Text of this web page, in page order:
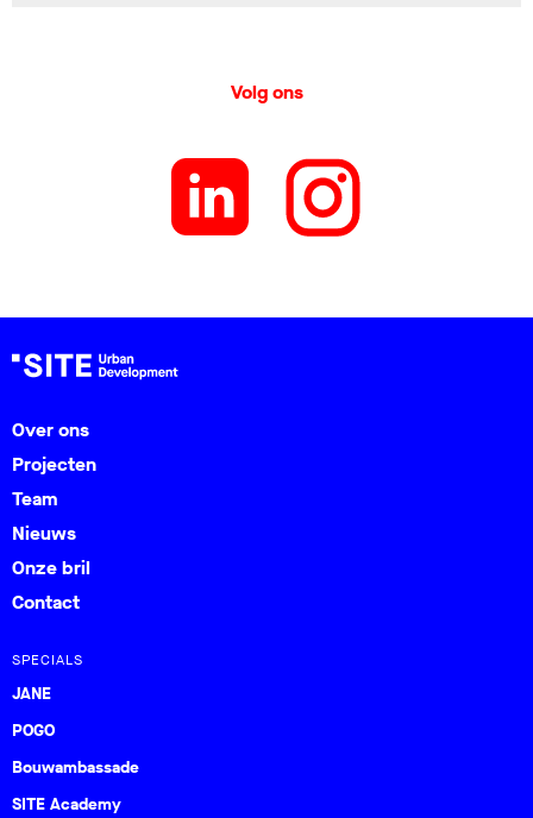
Volg ons
Over ons
Projecten
Team
Nieuws
Onze bril
Contact
SPECIALS
JANE
POGO
Bouwambassade
SITE Academy